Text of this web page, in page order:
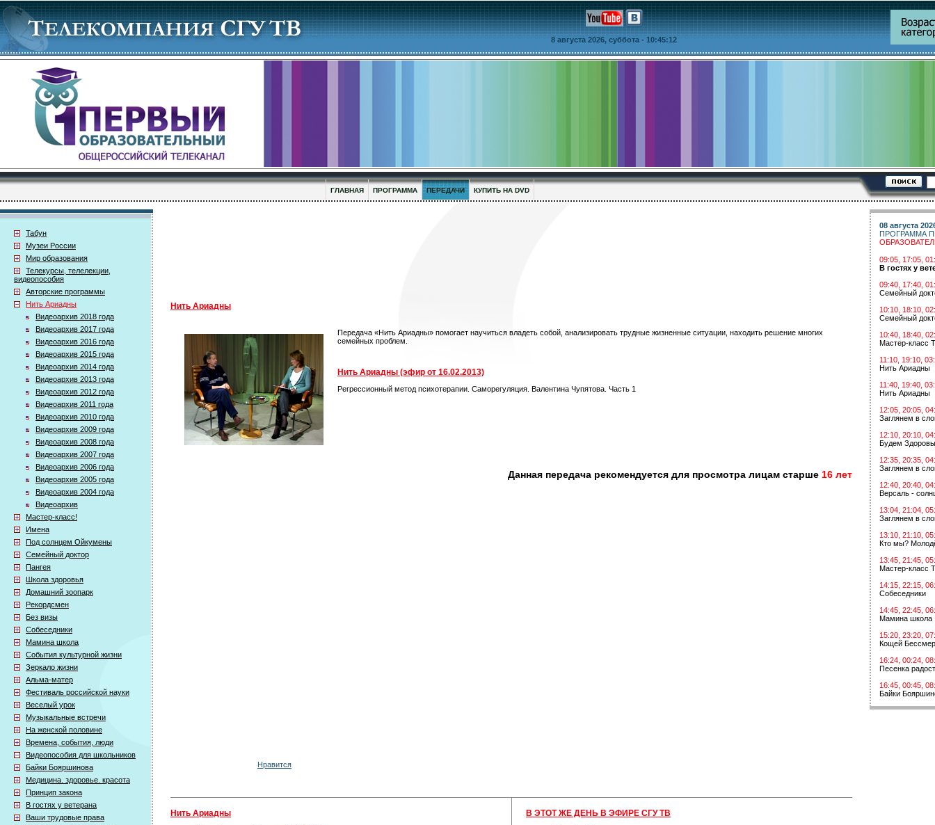
8 августа 2026, суббота - 10:45:12
ГЛАВНАЯ ПРОГРАММА ПЕРЕДАЧИ КУПИТЬ НА DVD
Табун
Музеи России
Мир образования
Телекурсы, телелекции,
видеопособия
Авторские программы
Нить Ариадны
Видеоархив 2018 года
Видеоархив 2017 года
Видеоархив 2016 года
Видеоархив 2015 года
Видеоархив 2014 года
Видеоархив 2013 года
Видеоархив 2012 года
Видеоархив 2011 года
Видеоархив 2010 года
Видеоархив 2009 года
Видеоархив 2008 года
Видеоархив 2007 года
Видеоархив 2006 года
Видеоархив 2005 года
Видеоархив 2004 года
Видеоархив
Мастер-класс!
Имена
Под солнцем Ойкумены
Семейный доктор
Пангея
Школа здоровья
Домашний зоопарк
Рекордсмен
Без визы
Собеседники
Мамина школа
События культурной жизни
Зеркало жизни
Альма-матер
Фестиваль российской науки
Веселый урок
Музыкальные встречи
На женской половине
Времена, события, люди
Видеопособия для школьников
Байки Бояршинова
Медицина. здоровье. красота
Принцип закона
В гостях у ветерана
Ваши трудовые права
Нить Ариадны
Передача «Нить Ариадны» помогает научиться владеть собой, анализировать трудные жизненные ситуации, находить решение многих
семейных проблем.
Нить Ариадны (эфир от 16.02.2013)
Регрессионный метод психотерапии. Саморегуляция. Валентина Чупятова. Часть 1
Данная передача рекомендуется для просмотра лицам старше 16 лет
Нравится
Нить Ариадны В ЭТОТ ЖЕ ДЕНЬ В ЭФИРЕ СГУ ТВ
08 августа
ПРОГРАММА
09:05, 17:05,
В гостях у
09:40, 17:40,
Семейный
10:10, 18:10,
Семейный
10:40, 18:40,
Мастер-класс
11:10, 19:10,
Нить Ариадны
11:40, 19:40,
Нить Ариадны
12:05, 20:05,
Заглянем в
12:10, 20:10,
Будем
12:35, 20:35,
Заглянем в
12:40, 20:40,
Версаль -
13:04, 21:04,
Заглянем в
13:10, 21:10,
Кто мы?
13:45, 21:45,
Мастер-класс
14:15, 22:15,
Собеседники
14:45, 22:45,
Мамина школа
15:20, 23:20,
Кощей
16:24, 00:24,
Песенка
16:45, 00:45,
Байки